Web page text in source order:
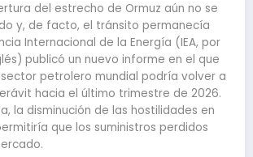
del estrecho de Ormuz aún no se
y, de facto, el tránsito permanecía
Internacional de la Energía (IEA, por
publicó un nuevo informe en el que
petrolero mundial podría volver a
hacia el último trimestre de 2026.
la disminución de las hostilidades en
que los suministros perdidos